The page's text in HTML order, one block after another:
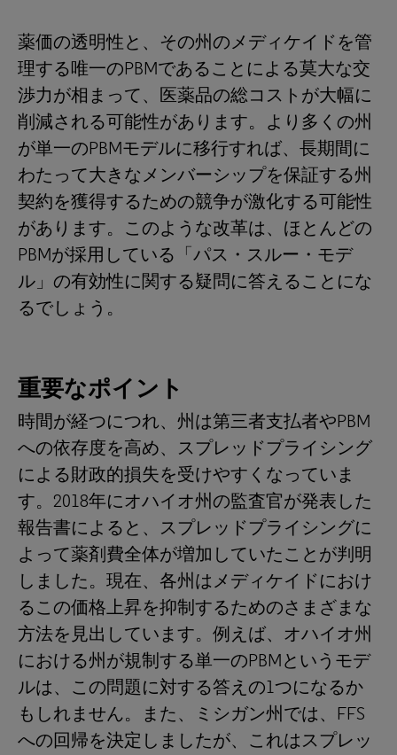
薬価の透明性と、その州のメディケイドを管
理する唯一のPBMであることによる莫大な交
渉力が相まって、医薬品の総コストが大幅に
削減される可能性があります。より多くの州
が単一のPBMモデルに移行すれば、長期間に
わたって大きなメンバーシップを保証する州
契約を獲得するための競争が激化する可能性
があります。このような改革は、ほとんどの
PBMが採用している「パス・スルー・モデ
ル」の有効性に関する疑問に答えることにな
るでしょう。
重要なポイント
時間が経つにつれ、州は第三者支払者やPBM
への依存度を高め、スプレッドプライシング
による財政的損失を受けやすくなっていま
す。2018年にオハイオ州の監査官が発表した
報告書によると、スプレッドプライシングに
よって薬剤費全体が増加していたことが判明
しました。現在、各州はメディケイドにおけ
るこの価格上昇を抑制するためのさまざまな
方法を見出しています。例えば、オハイオ州
における州が規制する単一のPBMというモデ
ルは、この問題に対する答えの1つになるか
もしれません。また、ミシガン州では、FFS
への回帰を決定しましたが、これはスプレッ